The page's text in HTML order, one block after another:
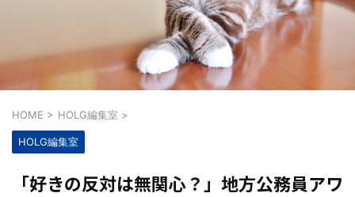
HOME > HOLG編集室 >
HOLG編集室
「好きの反対は無関心？」地方公務員アワ